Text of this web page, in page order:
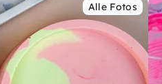
Alle Fotos